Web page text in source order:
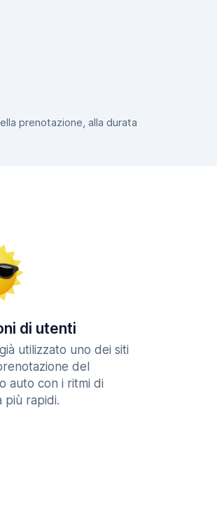
prenotazione, alla durata
di utenti
utilizzato uno dei siti
del
auto con i ritmi di
più rapidi.